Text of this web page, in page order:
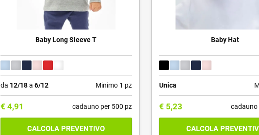
Baby Long Sleeve T
da 12/18a 6/12 Minimo 1 pz
€ 4,91 cadauno per 500 pz
CALCOLA PREVENTIVO
Baby Hat
Unica
€ 5,23 cadauno
CALCOLA